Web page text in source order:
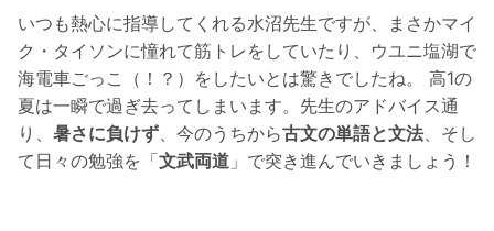
いつも熱心に指導してくれる水沼先生ですが、まさかマイ
ク・タイソンに憧れて筋トレをしていたり、ウユニ塩湖で
海電車ごっこ（！？）をしたいとは驚きでしたね。 高1の
夏は一瞬で過ぎ去ってしまいます。先生のアドバイス通
り、 暑さに負けず、今のうちから古文の単語と文法、そし
て日々の勉強を「文武両道 」で突き進んでいきましょう！